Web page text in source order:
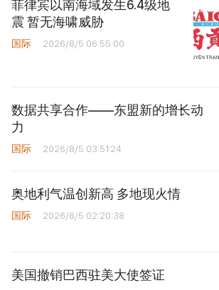
菲律宾以南海域发生6.4级地
震 暂无海啸威胁
国际 2026/8/5 06:55:00
数据共享合作——东盟新的增长动
力
国际 2026/8/5 03:51:24
奥地利气温创新高 多地现火情
国际 2026/8/5 02:20:38
美国撤销巴西驻美大使签证